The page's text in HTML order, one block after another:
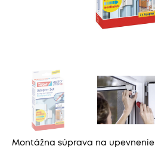
Montážna súprava na upevnenie